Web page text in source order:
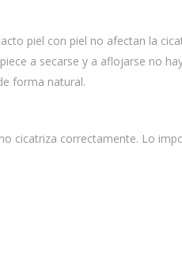
piel con piel no afectan la
a secarse y a aflojarse no
forma natural.
cicatriza correctamente. Lo